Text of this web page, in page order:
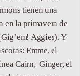
tienen una
en la primavera de
Aggies). Y
Emme, el
Cairn, Ginger, el